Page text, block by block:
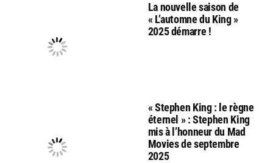
La nouvelle saison de
« L’automne du King »
2025 démarre !
« Stephen King : le règne
éternel » : Stephen King
mis à l’honneur du Mad
Movies de septembre
2025